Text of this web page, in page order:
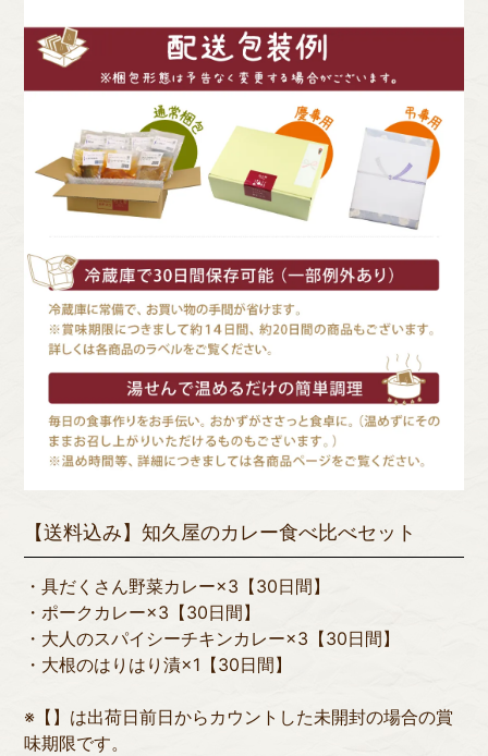
【送料込み】知久屋のカレー食べ比べセット
・具だくさん野菜カレー×3【30日間】
・ポークカレー×3【30日間】
・大人のスパイシーチキンカレー×3【30日間】
・大根のはりはり漬×1【30日間】
※【】は出荷日前日からカウントした未開封の場合の賞
味期限です。